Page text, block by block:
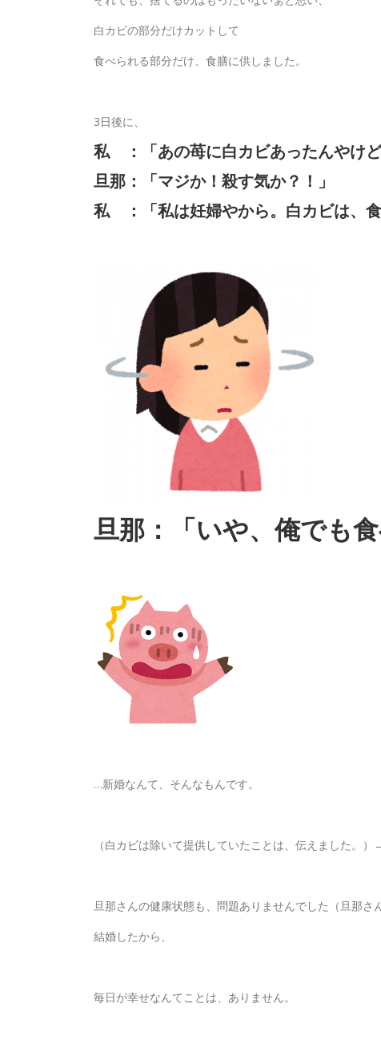
白カビの部分だけカットして
食べられる部分だけ、食膳に供しました。
3日後に、
私 ：「あの苺に白カビあったんやけど
旦那：「マジか！殺す気か？！」
私 ：「私は妊婦やから。白カビは、食
旦那：「いや、俺でも
…新婚なんて、そんなもんです。
（白カビは除いて提供していたことは、伝えました。）
旦那さんの健康状態も、問題ありませんでした（旦那さ
結婚したから、
毎日が幸せなんてことは、ありません。